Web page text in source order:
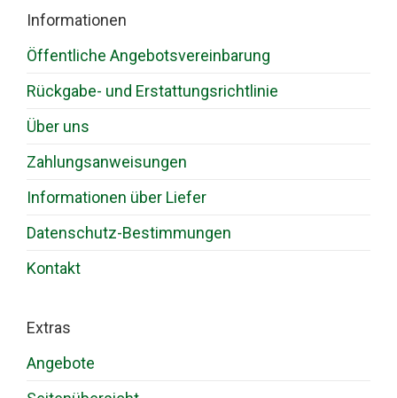
Informationen
Öffentliche Angebotsvereinbarung
Rückgabe- und Erstattungsrichtlinie
Über uns
Zahlungsanweisungen
Informationen über Liefer
Datenschutz-Bestimmungen
Kontakt
Extras
Angebote